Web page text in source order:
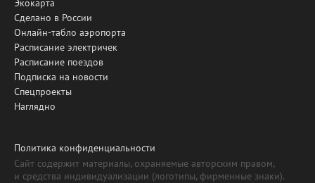
Экокарта
Сделано в России
Онлайн-табло аэропорта
Расписание электричек
Расписание поездов
Подписка на новости
Спецпроекты
Наглядно
Политика конфиденциальности
Сайт содержит материалы, охраняемые авторским правом,
и средства индивидуализации (логотипы, фирменные знаки).